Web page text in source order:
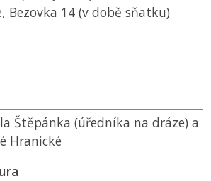
Bezovka 14 (v době sňatku)
Štěpánka (úředníka na dráze) a
Hranické